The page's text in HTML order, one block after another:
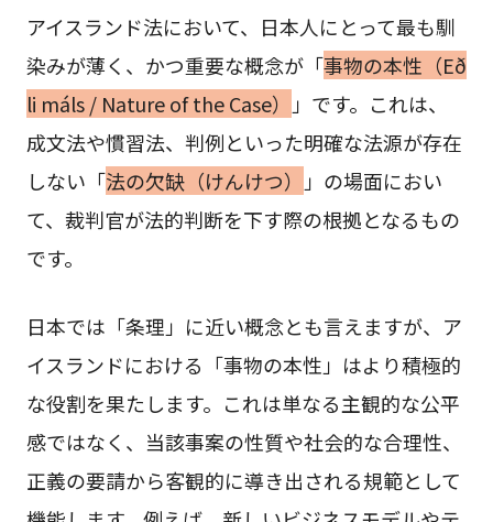
アイスランド法において、日本人にとって最も馴
染みが薄く、かつ重要な概念が「事物の本性（Eð
li máls / Nature of the Case） 」です。これは、
成文法や慣習法、判例といった明確な法源が存在
しない「法の欠缺（けんけつ） 」の場面におい
て、裁判官が法的判断を下す際の根拠となるもの
です。
日本では「条理」に近い概念とも言えますが、ア
イスランドにおける「事物の本性」はより積極的
な役割を果たします。これは単なる主観的な公平
感ではなく、当該事案の性質や社会的な合理性、
正義の要請から客観的に導き出される規範として